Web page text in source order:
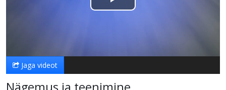
Esita
Jaga videot
Nägemus ja teenimine